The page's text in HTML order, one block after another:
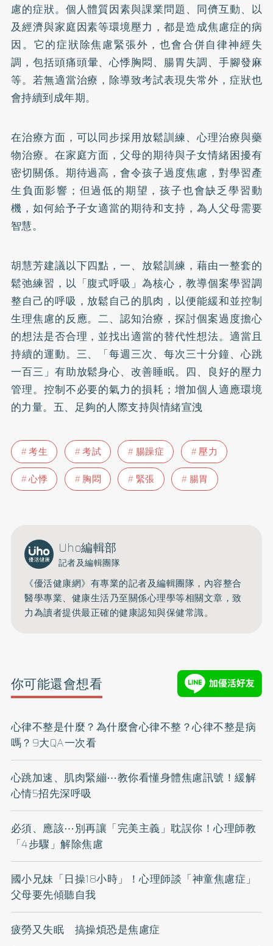
慮的症狀。個人體質因素與課業問題、同儕互動、以
及經濟與家庭因素等環境壓力，都是造成焦慮症的病
因。它的症狀除焦慮緊張外，也會合併自律神經失
調 ，包括頭痛頭暈、心悸胸悶、腸胃失調、手腳發麻
等。若無適當治療，除導致考試表現失常外，症狀也
會持續到成年期。
在治療方面，可以同步採用放鬆訓練、心理治療與藥
物治療。在家庭方面，父母的期待與子女情緒困擾有
密切關係。期待過高，會令孩子過度焦慮，對學習產
生負面影響；但過低的期望，孩子也會缺乏學習動
機，如何給予子女適當的期待和支持，為人父母需要
智慧。
胡慧芳建議以下四點，一、放鬆訓練，藉由一整套的
鬆弛練習，以「腹式呼吸」為核心，教導個案學習調
整自己的呼吸，放鬆自己的肌肉，以便能緩和並控制
生理焦慮的反應。二、認知治療，探討個案過度擔心
的想法是否合理，並找出適當的替代性想法。適當且
持續的運動。三、「每週三次、每次三十分鐘、心跳
一百三」有助放鬆身心、改善睡眠。四、良好的壓力
管理。控制不必要的氣力的損耗；增加個人適應環境
的力量。五、足夠的人際支持與情緒宣洩
考生 考試 腸躁症
壓力
心悸
胸悶 緊張 腸胃
Uho編輯部
記者及編輯團隊
《優活健康網》有專業的記者及編輯團隊，內容整合
醫學專業、健康生活乃至關係心理學等相關文章，致
力為讀者提供最正確的健康認知與保健常識。
你可能還會想看
心律不整是什麼？為什麼會心律不整？心律不整是病
嗎？9大QA一次看
心跳加速、肌肉緊繃⋯教你看懂身體焦慮訊號！緩解
心情5招先深呼吸
必須、應該⋯別再讓「完美主義」耽誤你！心理師教
「4步驟」解除焦慮
國小兄妹「日操18小時」！心理師談「神童焦慮症」
父母要先傾聽自我
疲勞又失眠 搞操煩恐是焦慮症